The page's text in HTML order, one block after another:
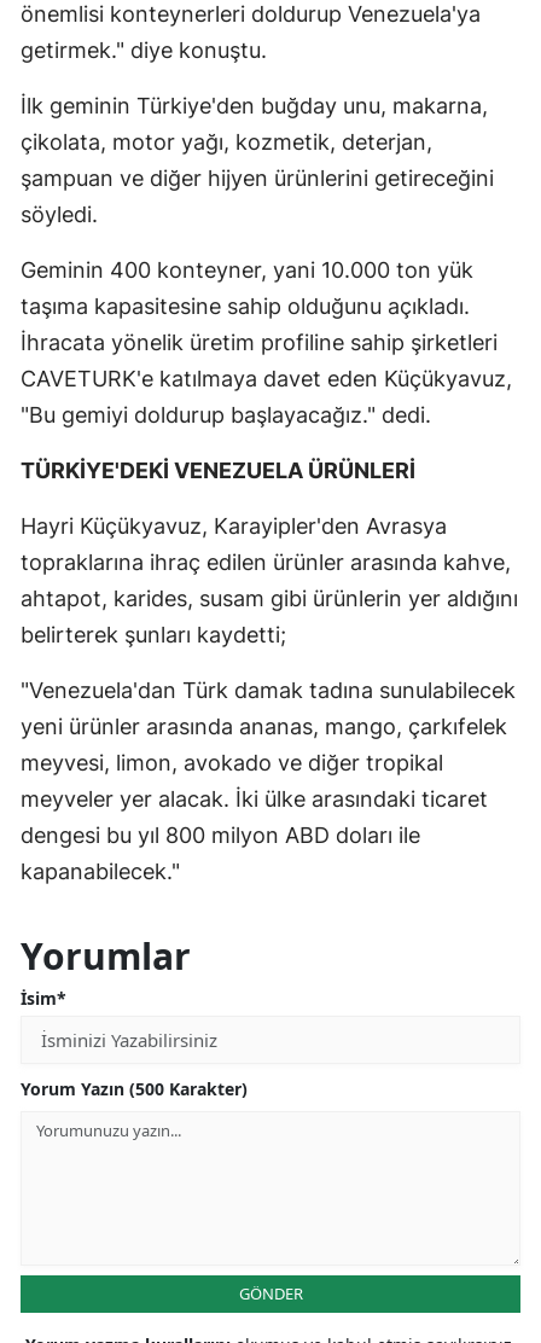
önemlisi konteynerleri doldurup Venezuela'ya
getirmek." diye konuştu.
İlk geminin Türkiye'den buğday unu, makarna,
çikolata, motor yağı, kozmetik, deterjan,
şampuan ve diğer hijyen ürünlerini getireceğini
söyledi.
Geminin 400 konteyner, yani 10.000 ton yük
taşıma kapasitesine sahip olduğunu açıkladı.
İhracata yönelik üretim profiline sahip şirketleri
CAVETURK'e katılmaya davet eden Küçükyavuz,
"Bu gemiyi doldurup başlayacağız." dedi.
TÜRKİYE'DEKİ VENEZUELA ÜRÜNLERİ
Hayri Küçükyavuz, Karayipler'den Avrasya
topraklarına ihraç edilen ürünler arasında kahve,
ahtapot, karides, susam gibi ürünlerin yer aldığını
belirterek şunları kaydetti;
"Venezuela'dan Türk damak tadına sunulabilecek
yeni ürünler arasında ananas, mango, çarkıfelek
meyvesi, limon, avokado ve diğer tropikal
meyveler yer alacak. İki ülke arasındaki ticaret
dengesi bu yıl 800 milyon ABD doları ile
kapanabilecek."
Yorumlar
İsim*
Yorum Yazın (500 Karakter)
GÖNDER